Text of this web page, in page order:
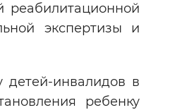
реабилитационной
экспертизы и
детей-инвалидов в
ребенку